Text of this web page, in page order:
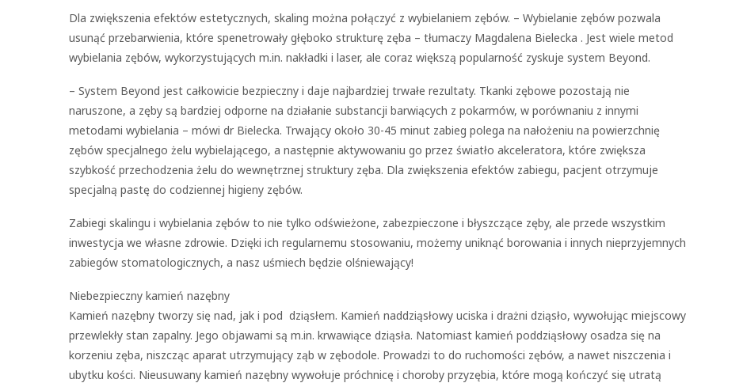
Dla zwiększenia efektów estetycznych, skaling można połączyć z wybielaniem zębów. – Wybielanie zębów pozwala
usunąć przebarwienia, które spenetrowały głęboko strukturę zęba – tłumaczy Magdalena Bielecka . Jest wiele metod
wybielania zębów, wykorzystujących m.in. nakładki i laser, ale coraz większą popularność zyskuje system Beyond.
– System Beyond jest całkowicie bezpieczny i daje najbardziej trwałe rezultaty. Tkanki zębowe pozostają nie
naruszone, a zęby są bardziej odporne na działanie substancji barwiących z pokarmów, w porównaniu z innymi
metodami wybielania – mówi dr Bielecka. Trwający około 30-45 minut zabieg polega na nałożeniu na powierzchnię
zębów specjalnego żelu wybielającego, a następnie aktywowaniu go przez światło akceleratora, które zwiększa
szybkość przechodzenia żelu do wewnętrznej struktury zęba. Dla zwiększenia efektów zabiegu, pacjent otrzymuje
specjalną pastę do codziennej higieny zębów.
Zabiegi skalingu i wybielania zębów to nie tylko odświeżone, zabezpieczone i błyszczące zęby, ale przede wszystkim
inwestycja we własne zdrowie. Dzięki ich regularnemu stosowaniu, możemy uniknąć borowania i innych nieprzyjemnych
zabiegów stomatologicznych, a nasz uśmiech będzie olśniewający!
Niebezpieczny kamień nazębny
Kamień nazębny tworzy się nad, jak i pod dziąsłem. Kamień naddziąsłowy uciska i drażni dziąsło, wywołując miejscowy
przewlekły stan zapalny. Jego objawami są m.in. krwawiące dziąsła. Natomiast kamień poddziąsłowy osadza się na
korzeniu zęba, niszcząc aparat utrzymujący ząb w zębodole. Prowadzi to do ruchomości zębów, a nawet niszczenia i
ubytku kości. Nieusuwany kamień nazębny wywołuje próchnicę i choroby przyzębia, które mogą kończyć się utratą